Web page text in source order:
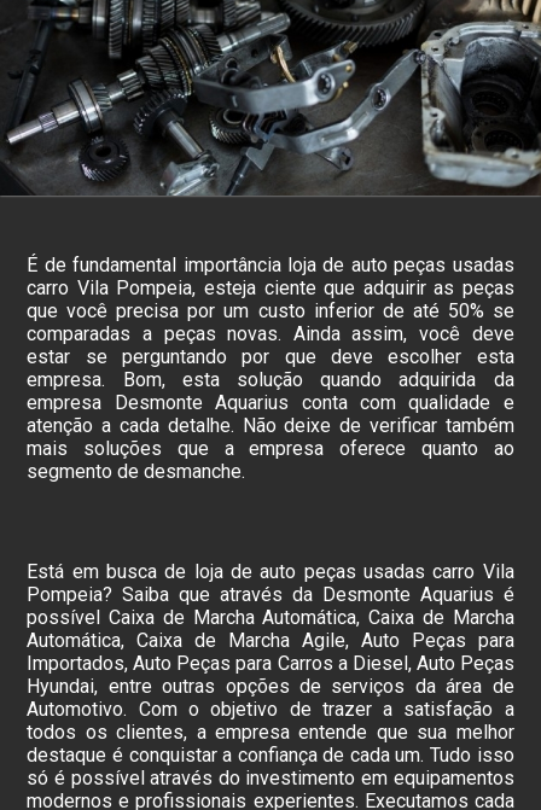
É de fundamental importância loja de auto peças usadas
carro Vila Pompeia, esteja ciente que adquirir as peças
que você precisa por um custo inferior de até 50% se
comparadas a peças novas. Ainda assim, você deve
estar se perguntando por que deve escolher esta
empresa. Bom, esta solução quando adquirida da
empresa Desmonte Aquarius conta com qualidade e
atenção a cada detalhe. Não deixe de verificar também
mais soluções que a empresa oferece quanto ao
segmento de desmanche.
Está em busca de loja de auto peças usadas carro Vila
Pompeia? Saiba que através da Desmonte Aquarius é
possível Caixa de Marcha Automática, Caixa de Marcha
Automática, Caixa de Marcha Agile, Auto Peças para
Importados, Auto Peças para Carros a Diesel, Auto Peças
Hyundai, entre outras opções de serviços da área de
Automotivo. Com o objetivo de trazer a satisfação a
todos os clientes, a empresa entende que sua melhor
destaque é conquistar a confiança de cada um. Tudo isso
só é possível através do investimento em equipamentos
modernos e profissionais experientes. Executamos cada